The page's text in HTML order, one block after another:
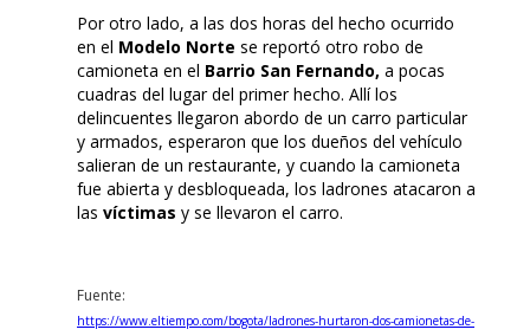
Por otro lado, a las dos horas del hecho ocurrido
en el Modelo Norte se reportó otro robo de
camioneta en el Barrio San Fernando, a pocas
cuadras del lugar del primer hecho. Allí los
delincuentes llegaron abordo de un carro particular
y armados, esperaron que los dueños del vehículo
salieran de un restaurante, y cuando la camioneta
fue abierta y desbloqueada, los ladrones atacaron a
las víctimas y se llevaron el carro.
Fuente:
https://www.eltiempo.com/bogota/ladrones-hurtaron-dos-camionetas-de-